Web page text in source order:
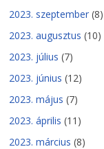
2023. szeptember (8)
2023. augusztus (10)
2023. július (7)
2023. június (12)
2023. május (7)
2023. április (11)
2023. március (8)